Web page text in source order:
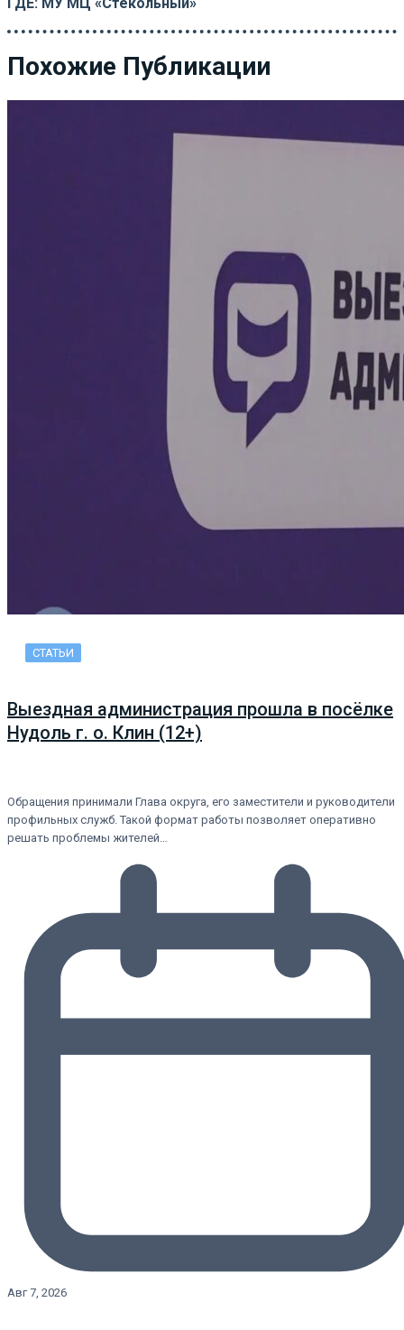
Похожие Публикации
СТАТЬИ
Выездная администрация прошла в посёлке
Нудоль г. о. Клин (12+)
Обращения принимали Глава округа, его заместители и руководители
профильных служб. Такой формат работы позволяет оперативно
решать проблемы жителей…
Авг 7, 2026